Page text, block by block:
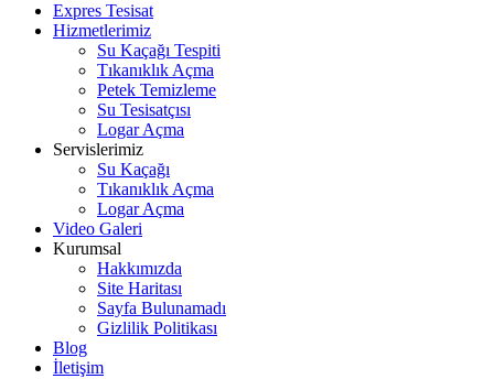
Expres Tesisat
Hizmetlerimiz
Su Kaçağı Tespiti
Tıkanıklık Açma
Petek Temizleme
Su Tesisatçısı
Logar Açma
Servislerimiz
Su Kaçağı
Tıkanıklık Açma
Logar Açma
Video Galeri
Kurumsal
Hakkımızda
Site Haritası
Sayfa Bulunamadı
Gizlilik Politikası
Blog
İletişim